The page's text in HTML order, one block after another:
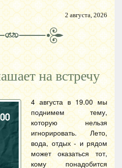
2 августа, 2026
на встречу
4 августа в 19.00 мы
поднимем тему,
которую нельзя
игнорировать. Лето,
вода, отдых - и рядом
может оказаться тот,
кому понадобится